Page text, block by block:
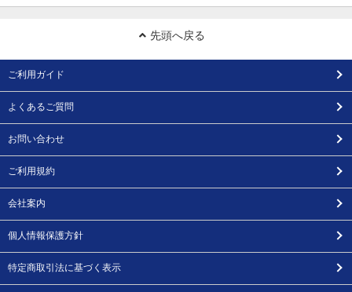
先頭へ戻る
ご利用ガイド
よくあるご質問
お問い合わせ
ご利用規約
会社案内
個人情報保護方針
特定商取引法に基づく表示